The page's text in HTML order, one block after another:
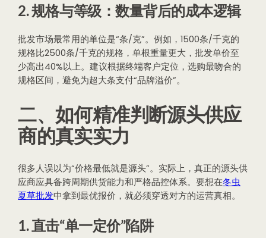
2. 规格与等级：数量背后的成本逻辑
批发市场最常用的单位是“条/克”。例如，1500条/千克的
规格比2500条/千克的规格，单根重量更大，批发单价至
少高出40%以上。建议根据终端客户定位，选购最吻合的
规格区间，避免为超大条支付“品牌溢价”。
二、如何精准判断源头供应
商的真实实力
很多人误以为“价格最低就是源头”。实际上，真正的源头供
应商应具备跨周期供货能力和严格品控体系。要想在冬虫
夏草批发中拿到最优报价，就必须穿透对方的运营真相。
1. 直击“单一定价”陷阱